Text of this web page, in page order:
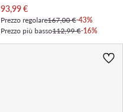
Prezzo attuale
93,99€
Prezzo regolare167,00 €-43%
Prezzo più basso112,99 €-16%